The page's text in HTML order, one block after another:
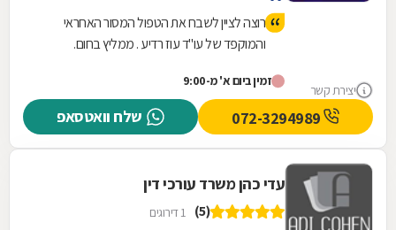
יצירת קשר
רוצה לציין לשבח את הטפול המסור האחראי
והמוקפד של עו"ד עוז רדיע . ממליץ בחום.
זמין ביום א' מ-9:00
שלח וואטסאפ
עדי כהן משרד עורכי דין
(5) 1 דירוגים